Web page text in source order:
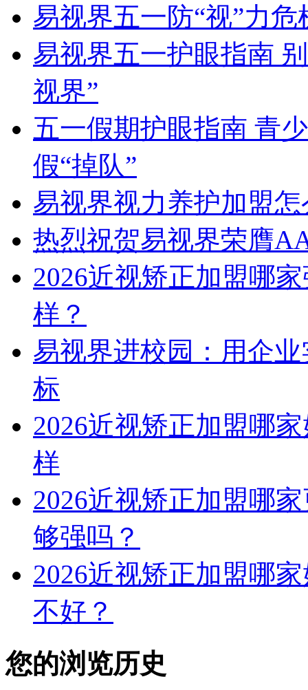
易视界五一防“视”力
易视界五一护眼指南
视界”
五一假期护眼指南 青
假“掉队”
易视界视力养护加盟
热烈祝贺易视界荣膺
2026近视矫正加盟哪
样？
易视界进校园：用企
标
2026近视矫正加盟哪
样
2026近视矫正加盟哪
够强吗？
2026近视矫正加盟哪
不好？
您的浏览历史